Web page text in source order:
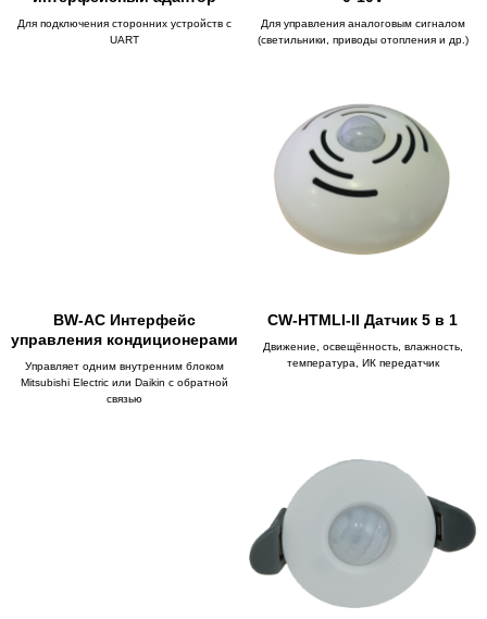
Для подключения сторонних устройств с
UART
Для управления аналоговым сигналом
(светильники, приводы отопления и др.)
BW-AC Интерфейс
управления кондиционерами
Управляет одним внутренним блоком
Mitsubishi Electric или Daikin с обратной
связью
CW-HTMLI-II Датчик 5 в 1
Движение, освещённость, влажность,
температура, ИК передатчик